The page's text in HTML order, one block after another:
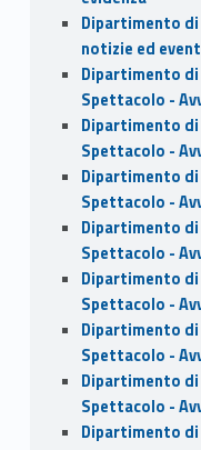
Dipartimento
notizie ed
Dipartimento di
Spettacolo -
Dipartimento di
Spettacolo -
Dipartimento di
Spettacolo -
Dipartimento di
Spettacolo -
Dipartimento di
Spettacolo -
Dipartimento di
Spettacolo -
Dipartimento di
Spettacolo -
Dipartimento di